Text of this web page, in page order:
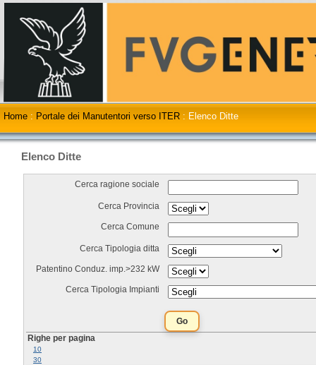
Home : Portale dei Manutentori verso ITER : Elenco Ditte
Elenco Ditte
Cerca ragione sociale
Cerca Provincia
Cerca Comune
Cerca Tipologia ditta
Patentino Conduz. imp.>232 kW
Cerca Tipologia Impianti
Righe per pagina
10
30